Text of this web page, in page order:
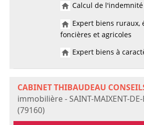
Calcul de
Expert biens ruraux,
foncières et agricoles
Expert biens à
CABINET THIBAUDEAU
immobilière - SAINT-MAIXENT-DE-
(79160)